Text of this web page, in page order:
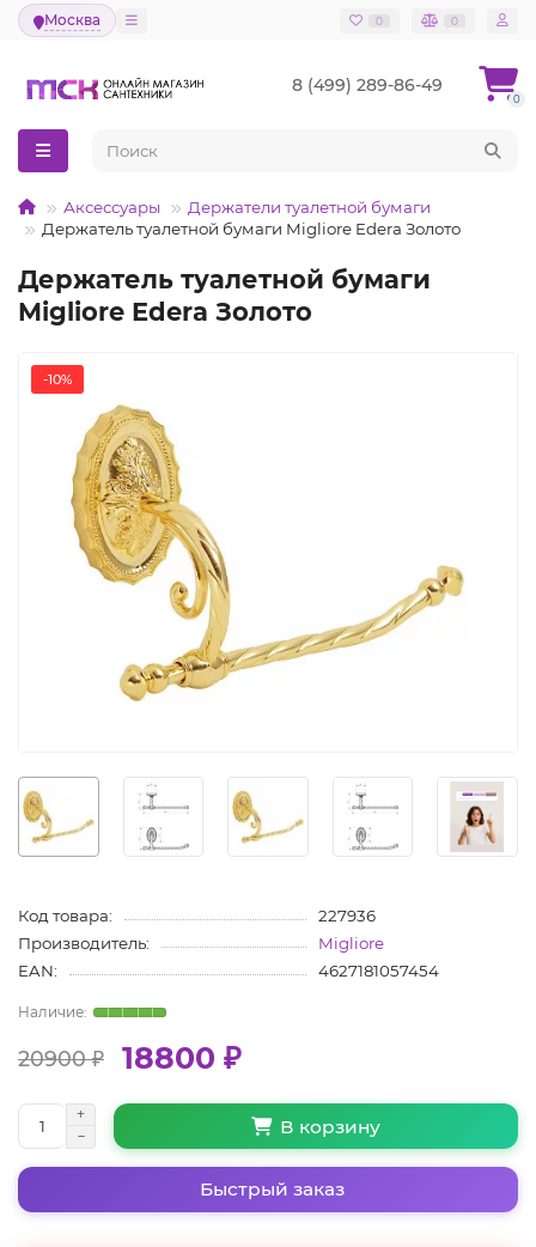
Москва 0 0
8 (499) 289-86-49
0
Аксессуары
Держатели туалетной бумаги
Держатель туалетной бумаги Migliore Edera Золото
Держатель туалетной бумаги
Migliore Edera Золото
-10%
Код товара:
227936
Производитель:
Migliore
EAN:
4627181057454
20900 ₽ 18800 ₽
В корзину
Быстрый заказ